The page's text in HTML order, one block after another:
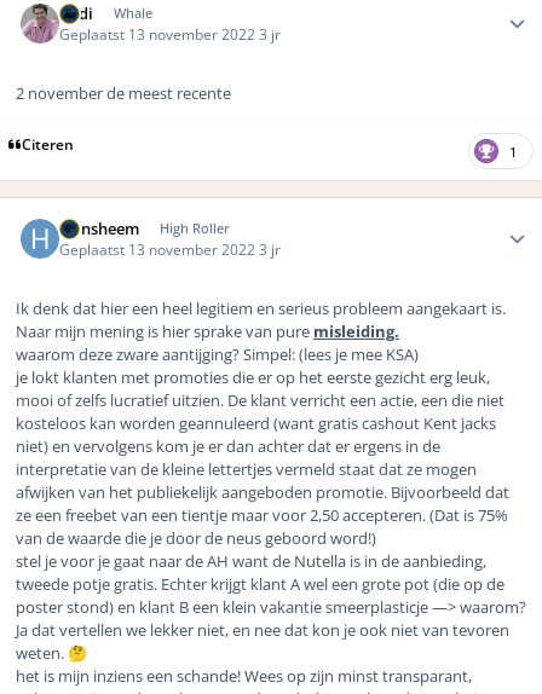
Rudi Whale
Geplaatst 13 november 2022 3 jr
2 november de meest recente
Citeren 1
Hansheem High Roller
Geplaatst 13 november 2022 3 jr
Ik denk dat hier een heel legitiem en serieus probleem aangekaart is.
Naar mijn mening is hier sprake van pure misleiding.
waarom deze zware aantijging? Simpel: (lees je mee KSA)
je lokt klanten met promoties die er op het eerste gezicht erg leuk,
mooi of zelfs lucratief uitzien. De klant verricht een actie, een die niet
kosteloos kan worden geannuleerd (want gratis cashout Kent jacks
niet) en vervolgens kom je er dan achter dat er ergens in de
interpretatie van de kleine lettertjes vermeld staat dat ze mogen
afwijken van het publiekelijk aangeboden promotie. Bijvoorbeeld dat
ze een freebet van een tientje maar voor 2,50 accepteren. (Dat is 75%
van de waarde die je door de neus geboord word!)
stel je voor je gaat naar de AH want de Nutella is in de aanbieding,
tweede potje gratis. Echter krijgt klant A wel een grote pot (die op de
poster stond) en klant B een klein vakantie smeerplasticje —> waarom?
Ja dat vertellen we lekker niet, en nee dat kon je ook niet van tevoren
weten. 🤔
het is mijn inziens een schande! Wees op zijn minst transparant,